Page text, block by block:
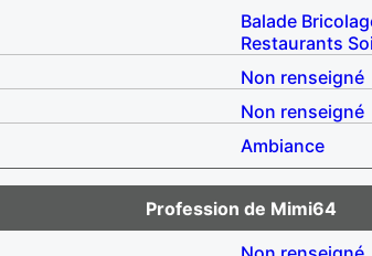
Balade
Restaurants
Non renseigné
Non renseigné
Ambiance
Profession de Mimi64